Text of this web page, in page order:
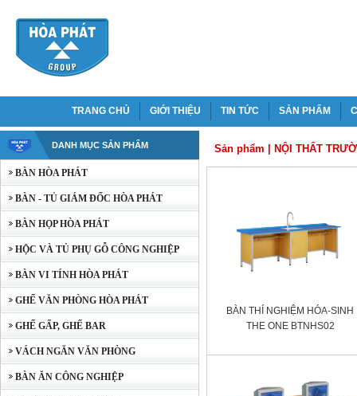
TRANG CHỦ GIỚI THIỆU TIN TỨC SẢN PHẨM
DANH MỤC SẢN PHẨM
BÀN HÒA PHÁT
BÀN - TỦ GIÁM ĐỐC HÒA PHÁT
BÀN HỌP HÒA PHÁT
HỘC VÀ TỦ PHỤ GỖ CÔNG NGHIỆP
BÀN VI TÍNH HÒA PHÁT
GHẾ VĂN PHÒNG HÒA PHÁT
GHẾ GẤP, GHẾ BAR
VÁCH NGĂN VĂN PHÒNG
BÀN ĂN CÔNG NGHIỆP
Sản phẩm NỘI THẤT
BÀN THÍ NGHIỆM HÓA-SINH
THE ONE BTNHS02